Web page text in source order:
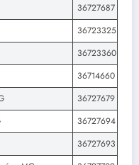
36727687
36723325
36723360
36714660
36727679
36727694
36727693